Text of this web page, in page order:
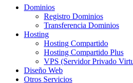
Dominios
Registro Dominios
Transferencia Dominios
Hosting
Hosting Compartido
Hosting Compartido Plus
VPS (Servidor Privado
Diseño Web
Otros Servicios